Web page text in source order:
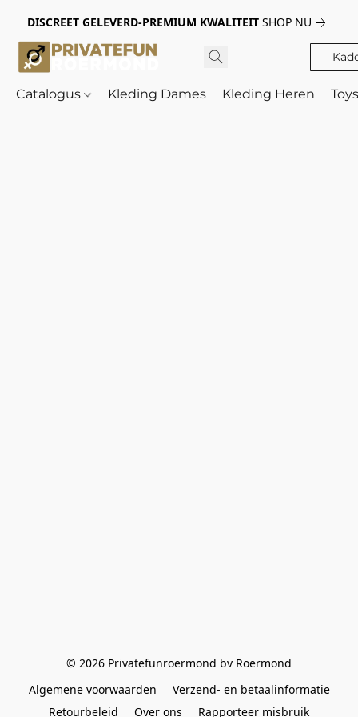
DISCREET GELEVERD-PREMIUM KWALITEIT SHOP NU
Catalogus Kleding Dames Kleding Heren
© 2026 Privatefunroermond bv Roermond
Algemene voorwaarden
Verzend- en betaalinformatie
Retourbeleid
Over ons Rapporteer misbruik